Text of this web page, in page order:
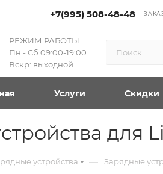
+7(995) 508-48-48
РЕЖИМ РАБОТЫ
Пн - Сб 09:00-19:00
Вскр: выходной
Услуги Скидки
для
устройства — Зарядные